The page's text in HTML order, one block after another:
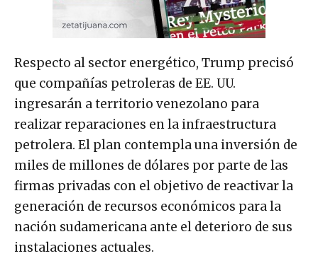
Respecto al sector energético, Trump precisó
que compañías petroleras de EE. UU.
ingresarán a territorio venezolano para
realizar reparaciones en la infraestructura
petrolera. El plan contempla una inversión de
miles de millones de dólares por parte de las
firmas privadas con el objetivo de reactivar la
generación de recursos económicos para la
nación sudamericana ante el deterioro de sus
instalaciones actuales.